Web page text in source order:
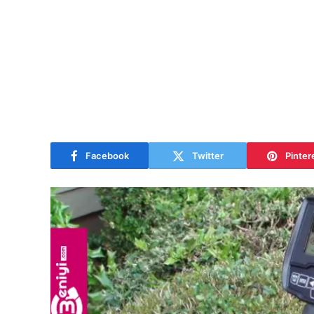
Facebook Twitter